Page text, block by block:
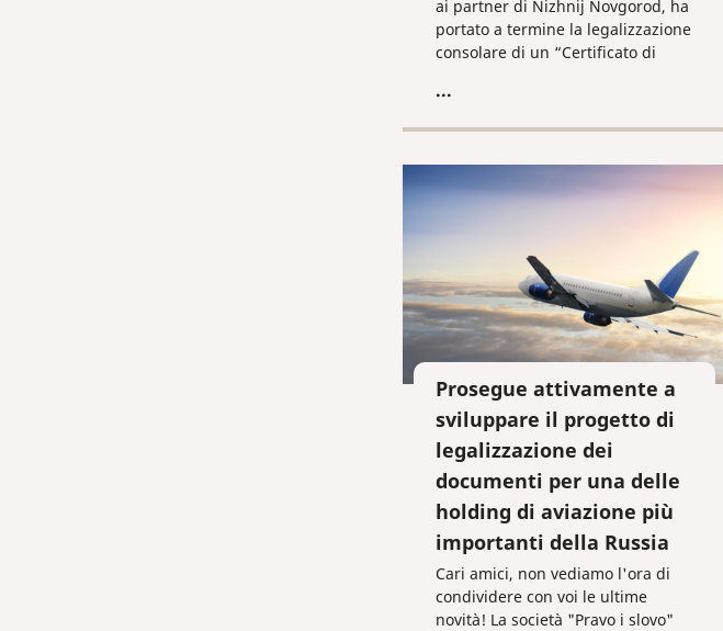
ai partner di Nizhnij Novgorod, ha
portato a termine la legalizzazione
consolare di un “Certificato di
farmaceutica internazionale, con
trecento farmaci e li fornisce in
diverse decine di paesi.
...
Prosegue attivamente a
sviluppare il progetto di
legalizzazione dei
documenti per una delle
holding di aviazione più
importanti della Russia
Cari amici, non vediamo l'ora di
condividere con voi le ultime
novità! La società "Pravo i slovo"